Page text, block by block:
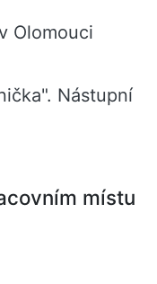
Olomouci
Nástupní
místu